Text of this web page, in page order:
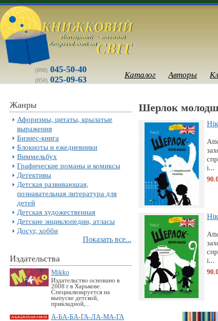
(098) 045-50-40
(050) 025-09-63 Каталог Авторы
Жанры
Афоризмы, цитаты, крылатые
выражения
Бизнес-книга
Блокноты и ежедневники
Виммельбух
Графические романы и комиксы
Детективы
Детская развивающая,
познавательная литература для
детей
Детская художественная
Детские энциклопедии, атласы
Досуг, хобби
Показать все...
Издательства
Mikko
Издательство основано в
2008 г в Харькове.
Специализируется на
выпуске детской,
прикладной,...
А-БА-БА-ГА-ЛА-МА-ГА
Шерлок
і...
і...